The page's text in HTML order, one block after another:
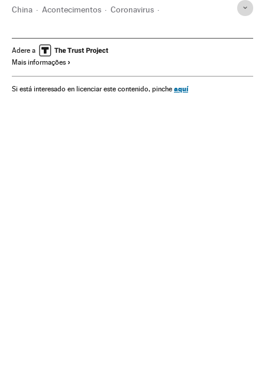
China Acontecimentos Coronavirus
Quarentena Resgate vítimas
Adere a
Mais informações
Si está interesado en licenciar este contenido, pinche aquí